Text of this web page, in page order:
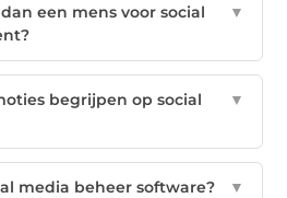
een mens voor social
▼
begrijpen op social
▼
media beheer software? ▼